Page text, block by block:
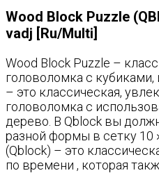
Wood Block Puzzle
vadj [Ru/Multi]
Wood Block Puzzle –
головоломка с
– это классическая,
головоломка с
дерево. В Qblock вы
разной формы в сетку 10
(Qblock) – это
по времени , которая